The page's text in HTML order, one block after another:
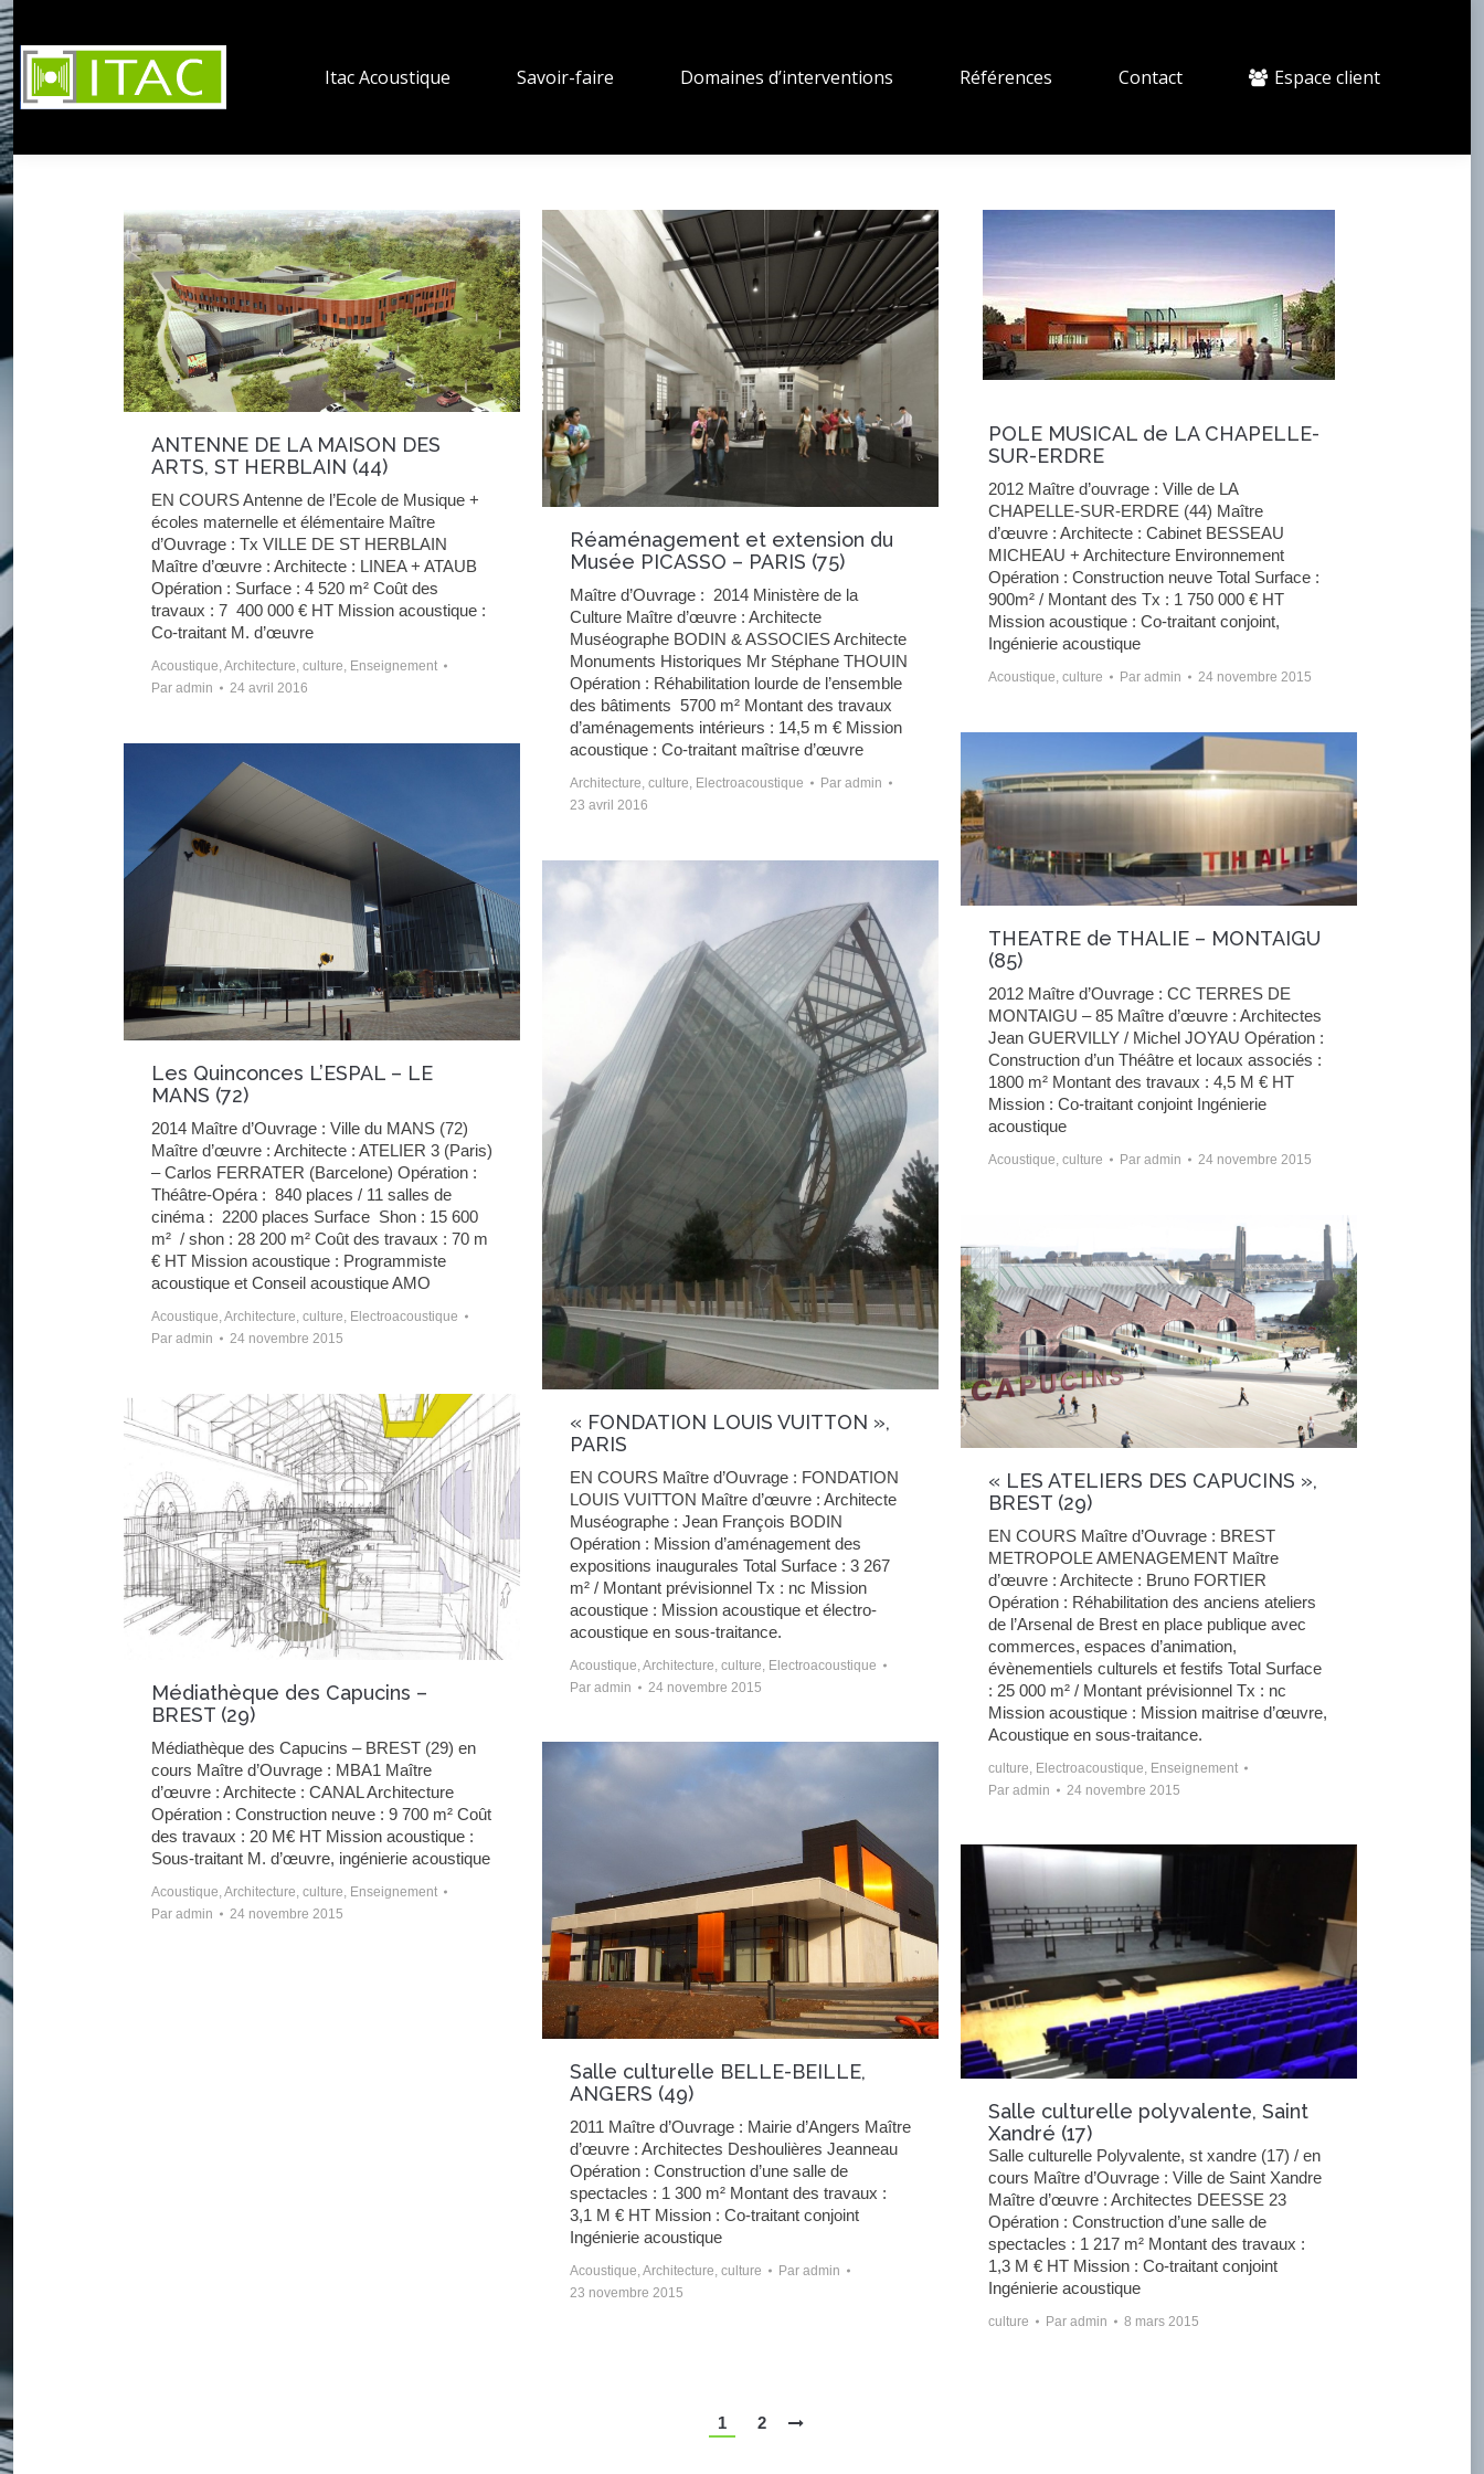
Itac Acoustique Savoir-faire Domaines d’interventions Références Contact Espace client
ANTENNE DE LA MAISON DES
ARTS, ST HERBLAIN (44)
EN COURS Antenne de l’Ecole de Musique +
écoles maternelle et élémentaire Maître
d’Ouvrage : Tx VILLE DE ST HERBLAIN
Maître d’œuvre : Architecte : LINEA + ATAUB
Opération : Surface : 4 520 m² Coût des
travaux : 7 400 000 € HT Mission acoustique :
Co-traitant M. d’œuvre
Acoustique,Architecture, culture, Enseignement
Par admin 24 avril 2016
Réaménagement et extension du
Musée PICASSO – PARIS (75)
Maître d’Ouvrage : 2014 Ministère de la
Culture Maître d’œuvre : Architecte
Muséographe BODIN & ASSOCIES Architecte
Monuments Historiques Mr Stéphane THOUIN
Opération : Réhabilitation lourde de l’ensemble
des bâtiments 5700 m² Montant des travaux
d’aménagements intérieurs : 14,5 m € Mission
acoustique : Co-traitant maîtrise d’œuvre
Architecture, culture, Electroacoustique Par admin
23 avril 2016
POLE MUSICAL de LA CHAPELLE-
SUR-ERDRE
2012 Maître d’ouvrage : Ville de LA
CHAPELLE-SUR-ERDRE (44) Maître
d’œuvre : Architecte : Cabinet BESSEAU
MICHEAU + Architecture Environnement
Opération : Construction neuve Total Surface :
900m² / Montant des Tx : 1 750 000 € HT
Mission acoustique : Co-traitant conjoint,
Ingénierie acoustique
Acoustique, culture Par admin 24 novembre 2015
THEATRE de THALIE – MONTAIGU
(85)
2012 Maître d’Ouvrage : CC TERRES DE
MONTAIGU – 85 Maître d’œuvre : Architectes
Jean GUERVILLY / Michel JOYAU Opération :
Construction d’un Théâtre et locaux associés :
1800 m² Montant des travaux : 4,5 M € HT
Mission : Co-traitant conjoint Ingénierie
acoustique
Acoustique, culture Par admin 24 novembre 2015
Les Quinconces L’ESPAL – LE
MANS (72)
2014 Maître d’Ouvrage : Ville du MANS (72)
Maître d’œuvre : Architecte : ATELIER 3 (Paris)
– Carlos FERRATER (Barcelone) Opération :
Théâtre-Opéra : 840 places / 11 salles de
cinéma : 2200 places Surface Shon : 15 600
m² / shon : 28 200 m² Coût des travaux : 70 m
€ HT Mission acoustique : Programmiste
acoustique et Conseil acoustique AMO
Acoustique,Architecture, culture, Electroacoustique
Par admin 24 novembre 2015
« FONDATION LOUIS VUITTON »,
PARIS
EN COURS Maître d’Ouvrage : FONDATION
LOUIS VUITTON Maître d’œuvre : Architecte
Muséographe : Jean François BODIN
Opération : Mission d’aménagement des
expositions inaugurales Total Surface : 3 267
m² / Montant prévisionnel Tx : nc Mission
acoustique : Mission acoustique et électro-
acoustique en sous-traitance.
Acoustique Architecture culture Electroacoustique
Par admin 24 novembre 2015
« LES ATELIERS DES CAPUCINS »,
BREST (29)
EN COURS Maître d’Ouvrage : BREST
METROPOLE AMENAGEMENT Maître
d’œuvre : Architecte : Bruno FORTIER
Opération : Réhabilitation des anciens ateliers
de l’Arsenal de Brest en place publique avec
commerces, espaces d’animation,
évènementiels culturels et festifs Total Surface
: 25 000 m² / Montant prévisionnel Tx : nc
Mission acoustique : Mission maitrise d’œuvre,
Acoustique en sous-traitance.
culture Electroacoustique Enseignement
Par admin 24 novembre 2015
Médiathèque des Capucins –
BREST (29)
Médiathèque des Capucins – BREST (29) en
cours Maître d’Ouvrage : MBA1 Maître
d’œuvre : Architecte : CANAL Architecture
Opération : Construction neuve : 9 700 m² Coût
des travaux : 20 M€ HT Mission acoustique :
Sous-traitant M. d’œuvre, ingénierie acoustique
Acoustique,Architecture, culture, Enseignement
Par admin 24 novembre 2015
Salle culturelle BELLE-BEILLE,
ANGERS (49)
2011 Maître d’Ouvrage : Mairie d’Angers Maître
d’œuvre : Architectes Deshoulières Jeanneau
Opération : Construction d’une salle de
spectacles : 1 300 m² Montant des travaux :
3,1 M € HT Mission : Co-traitant conjoint
Ingénierie acoustique
Acoustique,Architecture, culture Par admin
23 novembre 2015
Salle culturelle polyvalente, Saint
Xandré (17)
Salle culturelle Polyvalente, st xandre (17) / en
cours Maître d’Ouvrage : Ville de Saint Xandre
Maître d’œuvre : Architectes DEESSE 23
Opération : Construction d’une salle de
spectacles : 1 217 m² Montant des travaux :
1,3 M € HT Mission : Co-traitant conjoint
Ingénierie acoustique
culture Par admin 8 mars 2015
1 2